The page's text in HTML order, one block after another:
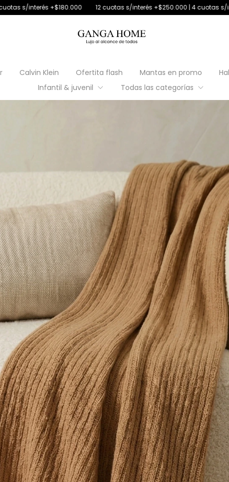
12 cuotas s/interés +$250.000 | 4 cuotas s/interés con
Calvin Klein Ofertita flash Mantas en promo
Infantil & juvenil
Todas las categorías